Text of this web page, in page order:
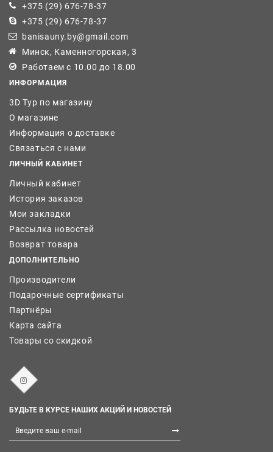
+375 (29) 676-78-37
+375 (29) 676-78-37
banisauny.by@gmail.com
Минск, Каменногорская, 3
Работаем с 10.00 до 18.00
ИНФОРМАЦИЯ
3D Тур по магазину
О магазине
Информация о доставке
Связаться с нами
ЛИЧНЫЙ КАБИНЕТ
Личный кабинет
История заказов
Мои закладки
Рассылка новостей
Возврат товара
ДОПОЛНИТЕЛЬНО
Производители
Подарочные сертификаты
Партнёры
Карта сайта
Товары со скидкой
БУДЬТЕ В КУРСЕ НАШИХ АКЦИЙ И НОВОСТЕЙ